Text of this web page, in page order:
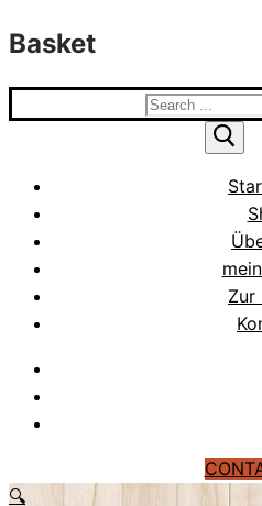
Basket
Search
Zur
🔍